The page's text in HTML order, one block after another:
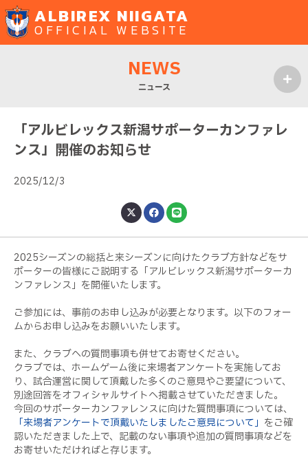
ALBIREX NIIGATA
OFFICIAL WEBSITE
NEWS
ニュース
「アルビレックス新潟サポーターカンファレ
ンス」開催のお知らせ
2025/12/3
2025シーズンの総括と来シーズンに向けたクラブ方針などをサ
ポーターの皆様にご説明する「アルビレックス新潟サポーターカ
ンファレンス」を開催いたします。
ご参加には、事前のお申し込みが必要となります。以下のフォー
ムからお申し込みをお願いいたします。
また、クラブへの質問事項も併せてお寄せください。
クラブでは、ホームゲーム後に来場者アンケートを実施してお
り、試合運営に関して頂戴した多くのご意見やご要望について、
別途回答をオフィシャルサイトへ掲載させていただきました。
今回のサポーターカンファレンスに向けた質問事項については、
「来場者アンケートで頂戴いたしましたご意見について」 をご確
認いただきました上で、記載のない事項や追加の質問事項などを
お寄せいただければと存じます。